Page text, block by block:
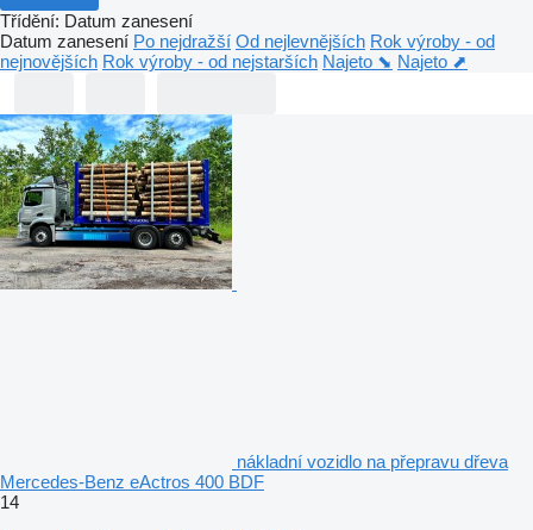
Třídění: Datum zanesení
Datum zanesení Po nejdražší Od nejlevnějších Rok výroby - od
nejnovějších Rok výroby - od nejstarších Najeto ⬊ Najeto ⬈
nákladní vozidlo na přepravu dřeva
Mercedes-Benz eActros 400 BDF
14